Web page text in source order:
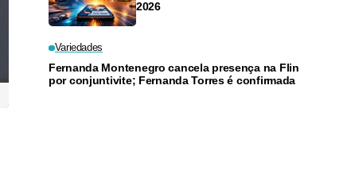
2026
Variedades
Fernanda Montenegro cancela presença na Flin
por conjuntivite; Fernanda Torres é confirmada